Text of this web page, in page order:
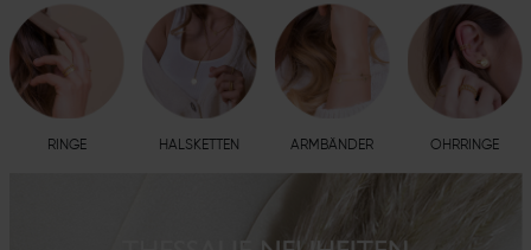
RINGE HALSKETTEN ARMBÄNDER OHRRINGE